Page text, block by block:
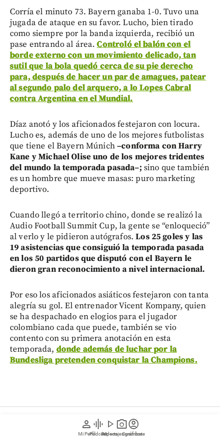
person
Mi Perfil
graphic_eq
Pódcast
play_arrow
Videos
photo_camera
Reportajes gráficos
account_circle
Suscríbete
Corría el minuto 73. Bayern ganaba 1-0. Tuvo una
jugada de ataque en su favor. Lucho, bien tirado
como siempre por la banda izquierda, recibió un
pase entrando al área.Controló el balón con el
borde externo con un movimiento delicado, tan
sutil que la bola quedó cerca de su pie derecho
para, después de hacer un par de amagues, patear
al segundo palo del arquero, a lo Lopes Cabral
contra Argentina en el Mundial.
Díaz anotó y los aficionados festejaron con locura.
Lucho es, además de uno de los mejores futbolistas
que tiene el Bayern Múnich–conforma con Harry
Kane y Michael Olise uno de los mejores tridentes
del mundo la temporada pasada–; sino que también
es un hombre que mueve masas: puro marketing
deportivo.
Cuando llegó a territorio chino, donde se realizó la
Audio Football Summit Cup, la gente se “enloqueció”
al verlo y le pidieron autógrafos.Los 25 goles y las
19 asistencias que consiguió la temporada pasada
en los 50 partidos que disputó con el Bayern le
dieron gran reconocimiento a nivel internacional.
Por eso los aficionados asiáticos festejaron con tanta
alegría su gol. El entrenador Vicent Kompany, quien
se ha despachado en elogios para el jugador
colombiano cada que puede, también se vio
contento con su primera anotación en esta
temporada, donde además de luchar por la
Bundesliga pretenden conquistar la Champions.
Fútbol